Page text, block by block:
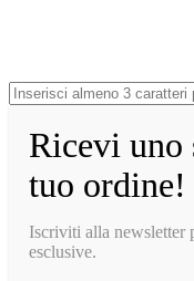
Ricevi uno
tuo ordine!
Iscriviti alla newsletter
esclusive.